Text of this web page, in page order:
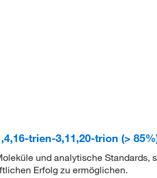
trien-3,11,20-trion (>
und analytische Standards,
Erfolg zu ermöglichen.